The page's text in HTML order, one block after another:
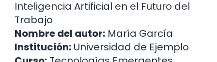
Inteligencia Artificial en el Futuro del
Trabajo
Nombre del autor: María García
Institución: Universidad de Ejemplo